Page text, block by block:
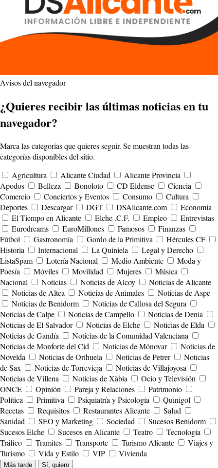
Avisos del navegador
¿Quieres recibir las últimas noticias en tu
navegador?
Marca las categorías que quieres seguir. Se muestran todas las
categorías disponibles del sitio.
Agricultura
Alicante Ciudad
Alicante Provincia
Apodos
Belleza Bonoloto CD Eldense
Ciencia
Comercio
Conciertos y Eventos Consumo
Cultura
Deportes
Descargar DGT DSAlicante.com
Economía
El Tiempo en Alicante
Elche .C.F. Empleo
Entrevistas
Eurodreams
EuroMillones Famosos
Finanzas
Fútbol
Gastronomía Gordo de la Primitiva
Hércules CF
Historia
Internacional La Quiniela
Legal y Derecho
ListaSpam
Lotería Nacional Medio Ambiente
Moda y
Poesía
Móviles Movilidad Mujeres
Música
Nacional
Noticias Noticias de Alcoy
Noticias de Alicante
Noticias de Altea
Noticias de Animales
Noticias de Aspe
Noticias de Benidorm
Noticias de Callosa del Segura
Noticias de Calpe
Noticias de Campello
Noticias de Denia
Noticias de El Salvador
Noticias de Elche
Noticias de Elda
Noticias de Gandía
Noticias de la Comunidad Valenciana
Noticias de Monforte del Cid
Noticias de Mónovar
Noticias de
Novelda
Noticias de Orihuela Noticias de Petrer
Noticias
de Sax
Noticias de Torrevieja
Noticias de Villajoyosa
Noticias de Villena
Noticias de Xàbia
Ocio y Televisión
ONCE
Opinión Pareja y Relaciones
Patrimonio
Política
Primitiva Psiquiatría y Psicología
Quinigol
Recetas
Requisitos Restaurantes Alicante
Salud
Sanidad
SEO y Marketing Sociedad
Sucesos Benidorm
Sucesos Elche
Sucesos en Alicante Teatro
Tecnología
Tráfico
Tramites Transporte Turismo Alicante
Viajes y
Turismo
Vida y Estilo VIP Vivienda
Más tarde Sí, quiero